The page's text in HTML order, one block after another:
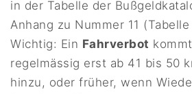
in der Tabelle der
Anhang zu Nummer 11 (Tabelle
Wichtig: Ein Fahrverbot
regelmässig erst ab 41 bis 50
hinzu, oder früher, wenn